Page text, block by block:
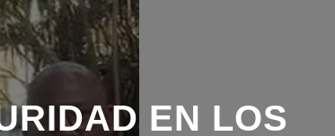
EN LOS